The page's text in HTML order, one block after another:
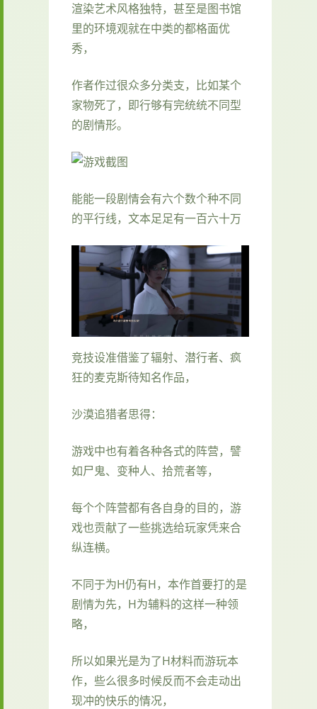
渲染艺术风格独特，甚至是图书馆
里的环境观就在中类的都格面优
秀，
作者作过很众多分类支，比如某个
家物死了，即行够有完统统不同型
的剧情形。
能能一段剧情会有六个数个种不同
的平行线，文本足足有一百六十万
竞技设准借鉴了辐射、潜行者、疯
狂的麦克斯待知名作品，
沙漠追猎者思得：
游戏中也有着各种各式的阵营，譬
如尸鬼、变种人、拾荒者等，
每个个阵营都有各自身的目的，游
戏也贡献了一些挑选给玩家凭来合
纵连横。
不同于为H仍有H，本作首要打的是
剧情为先，H为辅料的这样一种领
略，
所以如果光是为了H材料而游玩本
作，些么很多时候反而不会走动出
现冲的快乐的情况，